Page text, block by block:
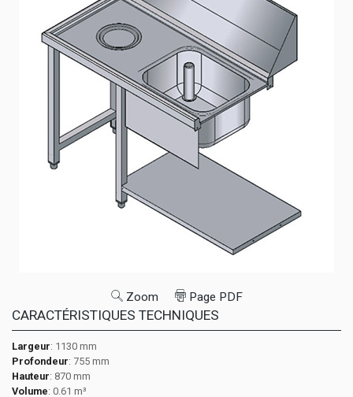
Zoom Page PDF
CARACTÉRISTIQUES TECHNIQUES
Largeur: 1130 mm
Profondeur: 755 mm
Hauteur: 870 mm
Volume: 0.61 m³